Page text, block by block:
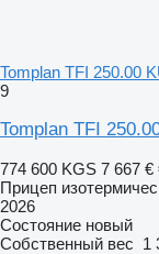
Tomplan TFI 250.00
9
Tomplan TFI
774 600 KGS 7 667 €
Прицеп
2026
Состояние новый
Собственный вес 1